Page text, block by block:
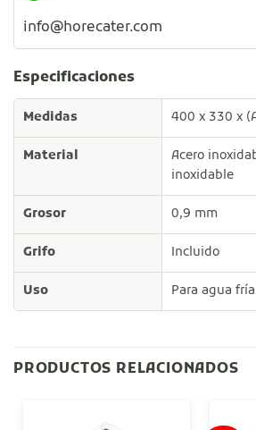
info@horecater.com
Especificaciones
Medidas 400 x 330 x
Material
Acero
inoxidable
Grosor 0,9 mm
Grifo Incluido
Uso Para agua
PRODUCTOS RELACIONADOS